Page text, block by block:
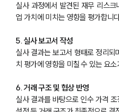
실사 과정에서 발견된 재무 리스크
업 가치에 미치는 영향을 평가합니
5. 실사 보고서 작성
실사 결과는 보고서 형태로 정리
치 평가에 영향을 미칠 수 있는 요
6. 거래 구조 및 협상 반영
실사 결과를 바탕으로 인수 가격